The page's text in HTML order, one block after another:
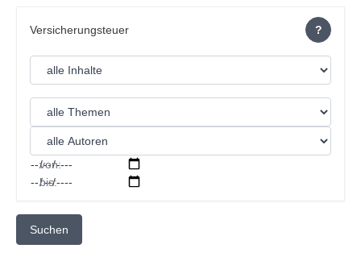
?
von:
bis:
Suchen